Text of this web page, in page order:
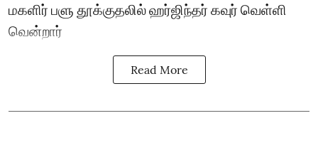
மகளிர் பளு தூக்குதலில் ஹர்ஜிந்தர் கவுர் வெள்ளி
வென்றார்
Read More